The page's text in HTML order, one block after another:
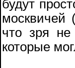
будут
москвичей
что зря
которые